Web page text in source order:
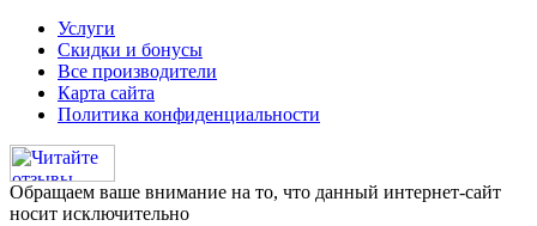
Услуги
Скидки и бонусы
Все производители
Карта сайта
Политика конфиденциальности
Обращаем ваше внимание на то, что данный интернет-сайт
носит исключительно